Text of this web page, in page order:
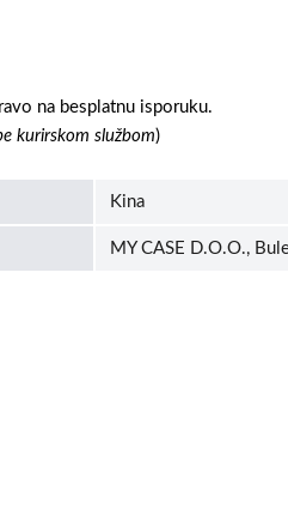
na besplatnu isporuku.
kurirskom službom)
Kina
MY CASE D.O.O.,